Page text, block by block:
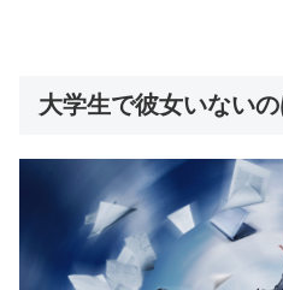
大学生で彼女いない